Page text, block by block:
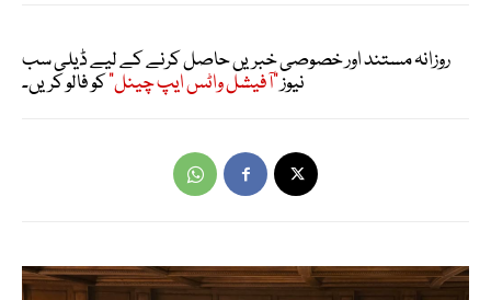
روزانہ مستند اور خصوصی خبریں حاصل کرنے کے لیے ڈیلی سب
نیوز"آفیشل واٹس ایپ چینل"کو فالو کریں۔